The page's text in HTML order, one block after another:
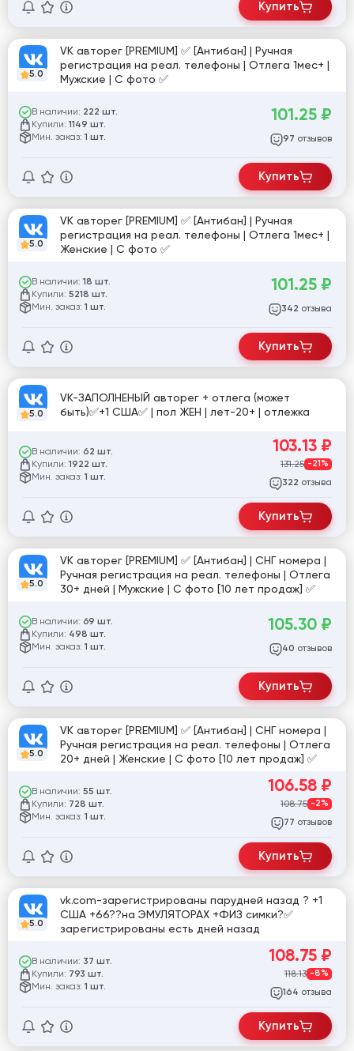
Купить
5.0
VK авторег [PREMIUM] ✅ [Антибан] | Ручная
регистрация на реал. телефоны | Отлега 1мес+ |
Мужские | С фото ✅
В наличии: 222 шт.
Купили: 1149 шт.
Мин. заказ: 1 шт.
101.25 ₽
97 отзывов
Купить
5.0
VK авторег [PREMIUM] ✅ [Антибан] | Ручная
регистрация на реал. телефоны | Отлега 1мес+ |
Женские | С фото ✅
В наличии: 18 шт.
Купили: 5218 шт.
Мин. заказ: 1 шт.
101.25 ₽
342 отзыва
Купить
5.0
VK-ЗАПОЛНЕНЫЙ авторег + отлега (может
быть)✅+1 США✅ | пол ЖЕН | лет-20+ | отлежка
В наличии: 62 шт.
Купили: 1922 шт.
Мин. заказ: 1 шт.
103.13 ₽
131.25 -21%
322 отзыва
Купить
5.0
VK авторег [PREMIUM] ✅ [Антибан] | СНГ номера |
Ручная регистрация на реал. телефоны | Отлега
30+ дней | Мужские | С фото [10 лет продаж] ✅
В наличии: 69 шт.
Купили: 498 шт.
Мин. заказ: 1 шт.
105.30 ₽
40 отзывов
Купить
5.0
VK авторег [PREMIUM] ✅ [Антибан] | СНГ номера |
Ручная регистрация на реал. телефоны | Отлега
20+ дней | Женские | С фото [10 лет продаж] ✅
В наличии: 55 шт.
Купили: 728 шт.
Мин. заказ: 1 шт.
106.58 ₽
108.75 -2%
77 отзывов
Купить
5.0
vk.com-зарегистрированы парудней назад ? +1
США +66??на ЭМУЛЯТОРАХ +ФИЗ симки?✅
зарегистрированы есть дней назад
В наличии: 37 шт.
Купили: 793 шт.
Мин. заказ: 1 шт.
108.75 ₽
118.13 -8%
164 отзыва
Купить